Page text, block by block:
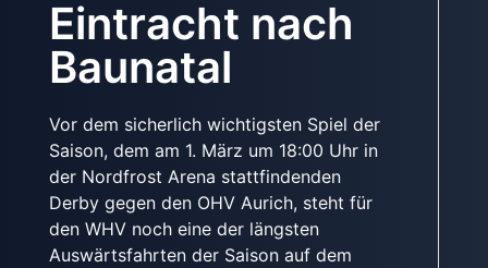
Eintracht nach
Baunatal
Vor dem sicherlich wichtigsten Spiel der
Saison, dem am 1. März um 18:00 Uhr in
der Nordfrost Arena stattfindenden
Derby gegen den OHV Aurich, steht für
den WHV noch eine der längsten
Auswärtsfahrten der Saison auf dem